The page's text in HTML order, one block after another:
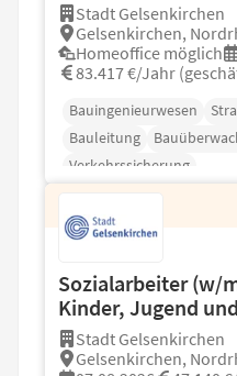
Stadt Gelsenkirchen
Gelsenkirchen,
Homeoffice möglich
83.417 €/Jahr
Bauingenieurwesen
Bauleitung
Verkehrssicherung
Sozialarbeiter (w/
Kinder, Jugend
Stadt Gelsenkirchen
Gelsenkirchen,